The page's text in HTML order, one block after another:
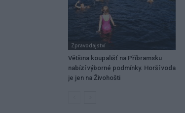
Zpravodajství
Většina koupališť na Příbramsku
nabízí výborné podmínky. Horší voda
je jen na Živohošti